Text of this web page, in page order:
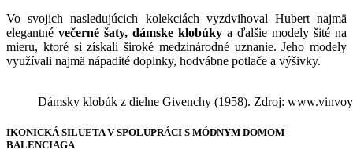
Vo svojich nasledujúcich kolekciách vyzdvihoval Hubert najmä
elegantné večerné šaty, dámske klobúky a ďalšie modely šité na
mieru, ktoré si získali široké medzinárodné uznanie. Jeho modely
využívali najmä nápadité doplnky, hodvábne potlače a výšivky.
Dámsky klobúk z dielne Givenchy (1958). Zdroj:
IKONICKÁ SILUETA V SPOLUPRÁCI S MÓDNYM DOMOM
BALENCIAGA